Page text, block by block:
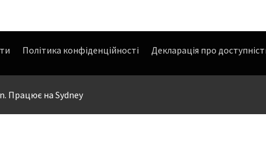
Політика конфіденційності Декларація про
Працює на Sydney